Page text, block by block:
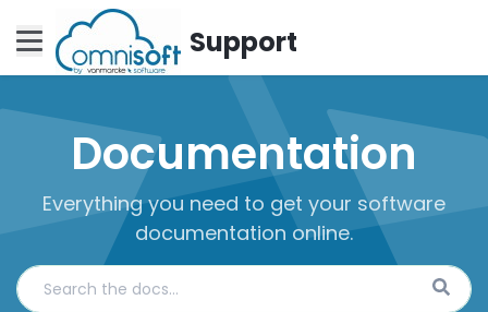
Support
Documentation
Everything you need to get your software
documentation online.